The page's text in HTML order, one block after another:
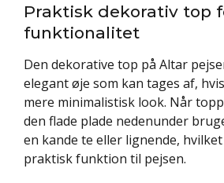
Praktisk dekorativ top
funktionalitet
Den dekorative top på Altar
elegant øje som kan tages af,
mere minimalistisk look. Når
den flade plade nedenunder
en kande te eller lignende,
praktisk funktion til pejsen.